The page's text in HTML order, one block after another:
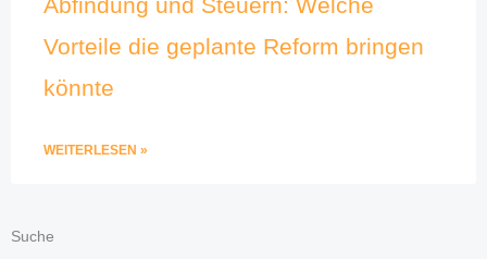
Vorteile die geplante Reform bringen
könnte
WEITERLESEN »
Suche